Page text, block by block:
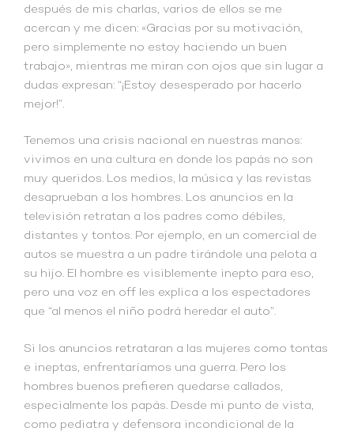
después de mis charlas, varios de ellos se me
acercan y me dicen: «Gracias por su motivación,
pero simplemente no estoy haciendo un buen
trabajo», mientras me miran con ojos que sin lugar a
dudas expresan: “¡Estoy desesperado por hacerlo
mejor!”.
Tenemos una crisis nacional en nuestras manos:
vivimos en una cultura en donde los papás no son
muy queridos. Los medios, la música y las revistas
desaprueban a los hombres. Los anuncios en la
televisión retratan a los padres como débiles,
distantes y tontos. Por ejemplo, en un comercial de
autos se muestra a un padre tirándole una pelota a
su hijo. El hombre es visiblemente inepto para eso,
pero una voz en off les explica a los espectadores
que “al menos el niño podrá heredar el auto”.
Si los anuncios retrataran a las mujeres como tontas
e ineptas, enfrentaríamos una guerra. Pero los
hombres buenos prefieren quedarse callados,
especialmente los papás. Desde mi punto de vista,
como pediatra y defensora incondicional de la